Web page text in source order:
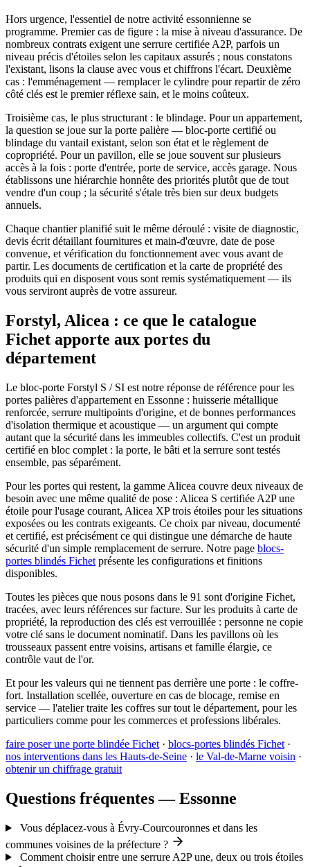
Hors urgence, l'essentiel de notre activité essonnienne se
programme. Premier cas de figure : la mise à niveau d'assurance. De
nombreux contrats exigent une serrure certifiée A2P, parfois un
niveau précis d'étoiles selon les capitaux assurés ; nous constatons
l'existant, lisons la clause avec vous et chiffrons l'écart. Deuxième
cas : l'emménagement — remplacer le cylindre pour repartir de zéro
côté clés est le premier réflexe sain, et le moins coûteux.
Troisième cas, le plus structurant : le blindage. Pour un appartement,
la question se joue sur la porte palière — bloc-porte certifié ou
blindage du vantail existant, selon son état et le règlement de
copropriété. Pour un pavillon, elle se joue souvent sur plusieurs
accès à la fois : porte d'entrée, porte de service, accès garage. Nous
établissons une hiérarchie honnête des priorités plutôt que de tout
vendre d'un coup ; la sécurité s'étale très bien sur deux budgets
annuels.
Chaque chantier planifié suit le même déroulé : visite de diagnostic,
devis écrit détaillant fournitures et main-d'œuvre, date de pose
convenue, et vérification du fonctionnement avec vous avant de
partir. Les documents de certification et la carte de propriété des
produits qui en disposent vous sont remis systématiquement — ils
vous serviront auprès de votre assureur.
Forstyl, Alicea : ce que le catalogue
Fichet apporte aux portes du
département
Le bloc-porte Forstyl S / SI est notre réponse de référence pour les
portes palières d'appartement en Essonne : huisserie métallique
renforcée, serrure multipoints d'origine, et de bonnes performances
d'isolation thermique et acoustique — un argument qui compte
autant que la sécurité dans les immeubles collectifs. C'est un produit
certifié en bloc complet : la porte, le bâti et la serrure sont testés
ensemble, pas séparément.
Pour les portes qui restent, la gamme Alicea couvre deux niveaux de
besoin avec une même qualité de pose : Alicea S certifiée A2P une
étoile pour l'usage courant, Alicea XP trois étoiles pour les situations
exposées ou les contrats exigeants. Ce choix par niveau, documenté
et certifié, est précisément ce qui distingue une démarche de haute
sécurité d'un simple remplacement de serrure. Notre page blocs-
portes blindés Fichet présente les configurations et finitions
disponibles.
Toutes les pièces que nous posons dans le 91 sont d'origine Fichet,
tracées, avec leurs références sur facture. Sur les produits à carte de
propriété, la reproduction des clés est verrouillée : personne ne copie
votre clé sans le document nominatif. Dans les pavillons où les
trousseaux passent entre voisins, artisans et famille élargie, ce
contrôle vaut de l'or.
Et pour les valeurs qui ne tiennent pas derrière une porte : le coffre-
fort. Installation scellée, ouverture en cas de blocage, remise en
service — l'atelier traite les coffres sur tout le département, pour les
particuliers comme pour les commerces et professions libérales.
faire poser une porte blindée Fichet · blocs-portes blindés Fichet ·
nos interventions dans les Hauts-de-Seine · le Val-de-Marne voisin ·
obtenir un chiffrage gratuit
Questions fréquentes — Essonne
Vous déplacez-vous à Évry-Courcouronnes et dans les
communes voisines de la préfecture ?
Comment choisir entre une serrure A2P une, deux ou trois étoiles